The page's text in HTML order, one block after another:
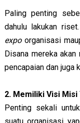
Paling penting
dahulu lakukan
expoorganisasi
Disana mereka
pencapaian dan juga
2. Memiliki Visi Misi
Penting sekali